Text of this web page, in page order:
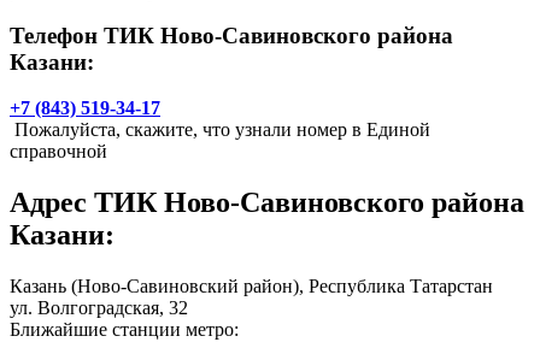
Телефон ТИК Ново-Савиновского района
Казани:
+7 (843) 519-34-17
Пожалуйста, скажите, что узнали номер в Единой
справочной
Адрес ТИК Ново-Савиновского района
Казани:
Казань (Ново-Савиновский район), Республика Татарстан
ул. Волгоградская, 32
Ближайшие станции метро: